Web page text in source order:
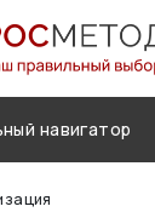
навигатор